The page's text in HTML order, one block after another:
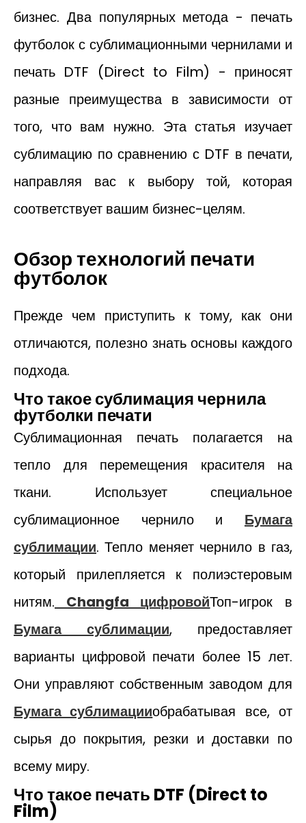
бизнес. Два популярных метода - печать
футболок с сублимационными чернилами и
печать DTF (Direct to Film) - приносят
разные преимущества в зависимости от
того, что вам нужно. Эта статья изучает
сублимацию по сравнению с DTF в печати,
направляя вас к выбору той, которая
соответствует вашим бизнес-целям.
Обзор технологий печати
футболок
Прежде чем приступить к тому, как они
отличаются, полезно знать основы каждого
подхода.
Что такое сублимация чернила
футболки печати
Сублимационная печать полагается на
тепло для перемещения красителя на
ткани. Использует специальное
сублимационное чернило и Бумага
сублимации. Тепло меняет чернило в газ,
который прилепляется к полиэстеровым
нитям. Changfa цифровойТоп-игрок в
Бумага сублимации, предоставляет
варианты цифровой печати более 15 лет.
Они управляют собственным заводом для
Бумага сублимацииобрабатывая все, от
сырья до покрытия, резки и доставки по
всему миру.
Что такое печать DTF (Direct to
Film)